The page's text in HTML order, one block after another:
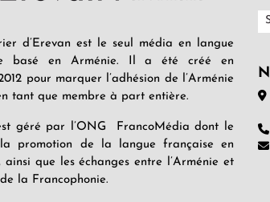
d’Erevan est le seul média en langue
basé en Arménie. Il a été créé en
pour marquer l’adhésion de l’Arménie
tant que membre à part entière.
géré par l’ONG FrancoMédia dont le
promotion de la langue française en
ainsi que les échanges entre l’Arménie et
la Francophonie.